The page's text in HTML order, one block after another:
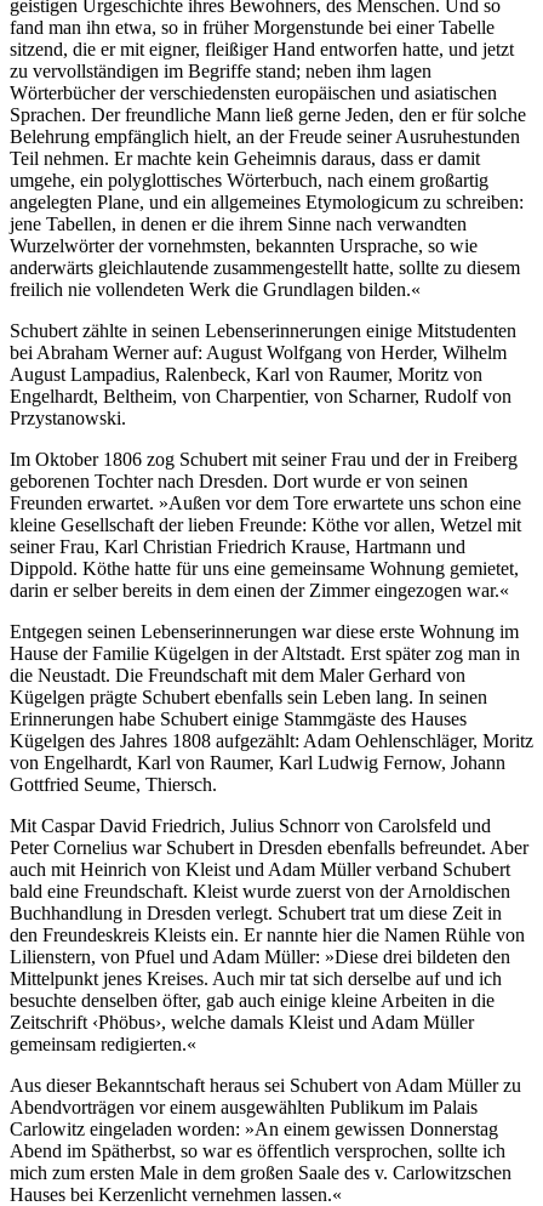
geistigen Urgeschichte ihres Bewohners, des Menschen. Und so
fand man ihn etwa, so in früher Morgenstunde bei einer Tabelle
sitzend, die er mit eigner, fleißiger Hand entworfen hatte, und jetzt
zu vervollständigen im Begriffe stand; neben ihm lagen
Wörterbücher der verschiedensten europäischen und asiatischen
Sprachen. Der freundliche Mann ließ gerne Jeden, den er für solche
Belehrung empfänglich hielt, an der Freude seiner Ausruhestunden
Teil nehmen. Er machte kein Geheimnis daraus, dass er damit
umgehe, ein polyglottisches Wörterbuch, nach einem großartig
angelegten Plane, und ein allgemeines Etymologicum zu schreiben:
jene Tabellen, in denen er die ihrem Sinne nach verwandten
Wurzelwörter der vornehmsten, bekannten Ursprache, so wie
anderwärts gleichlautende zusammengestellt hatte, sollte zu diesem
freilich nie vollendeten Werk die Grundlagen bilden.«
Schubert zählte in seinen Lebenserinnerungen einige Mitstudenten
bei Abraham Werner auf: August Wolfgang von Herder, Wilhelm
August Lampadius, Ralenbeck, Karl von Raumer, Moritz von
Engelhardt, Beltheim, von Charpentier, von Scharner, Rudolf von
Przystanowski.
Im Oktober 1806 zog Schubert mit seiner Frau und der in Freiberg
geborenen Tochter nach Dresden. Dort wurde er von seinen
Freunden erwartet. »Außen vor dem Tore erwartete uns schon eine
kleine Gesellschaft der lieben Freunde: Köthe vor allen, Wetzel mit
seiner Frau, Karl Christian Friedrich Krause, Hartmann und
Dippold. Köthe hatte für uns eine gemeinsame Wohnung gemietet,
darin er selber bereits in dem einen der Zimmer eingezogen war.«
Entgegen seinen Lebenserinnerungen war diese erste Wohnung im
Hause der Familie Kügelgen in der Altstadt. Erst später zog man in
die Neustadt. Die Freundschaft mit dem Maler Gerhard von
Kügelgen prägte Schubert ebenfalls sein Leben lang. In seinen
Erinnerungen habe Schubert einige Stammgäste des Hauses
Kügelgen des Jahres 1808 aufgezählt: Adam Oehlenschläger, Moritz
von Engelhardt, Karl von Raumer, Karl Ludwig Fernow, Johann
Gottfried Seume, Thiersch.
Mit Caspar David Friedrich, Julius Schnorr von Carolsfeld und
Peter Cornelius war Schubert in Dresden ebenfalls befreundet. Aber
auch mit Heinrich von Kleist und Adam Müller verband Schubert
bald eine Freundschaft. Kleist wurde zuerst von der Arnoldischen
Buchhandlung in Dresden verlegt. Schubert trat um diese Zeit in
den Freundeskreis Kleists ein. Er nannte hier die Namen Rühle von
Lilienstern, von Pfuel und Adam Müller: »Diese drei bildeten den
Mittelpunkt jenes Kreises. Auch mir tat sich derselbe auf und ich
besuchte denselben öfter, gab auch einige kleine Arbeiten in die
Zeitschrift ‹Phöbus›, welche damals Kleist und Adam Müller
gemeinsam redigierten.«
Aus dieser Bekanntschaft heraus sei Schubert von Adam Müller zu
Abendvorträgen vor einem ausgewählten Publikum im Palais
Carlowitz eingeladen worden: »An einem gewissen Donnerstag
Abend im Spätherbst, so war es öffentlich versprochen, sollte ich
mich zum ersten Male in dem großen Saale des v. Carlowitzschen
Hauses bei Kerzenlicht vernehmen lassen.«